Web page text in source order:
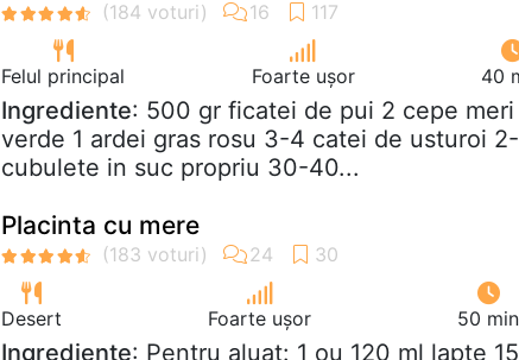
Felul principal Foarte ușor 40
Ingrediente: 500 gr ficatei de pui 2 cepe
verde 1 ardei gras rosu 3-4 catei de usturoi
cubulete in suc propriu 30-40...
Placinta cu mere
Desert Foarte ușor 50 min
Ingrediente: Pentru aluat: 1 ou 120 ml lapte